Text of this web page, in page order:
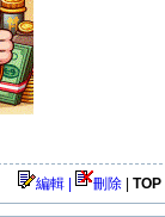
編輯 | 刪除 TOP